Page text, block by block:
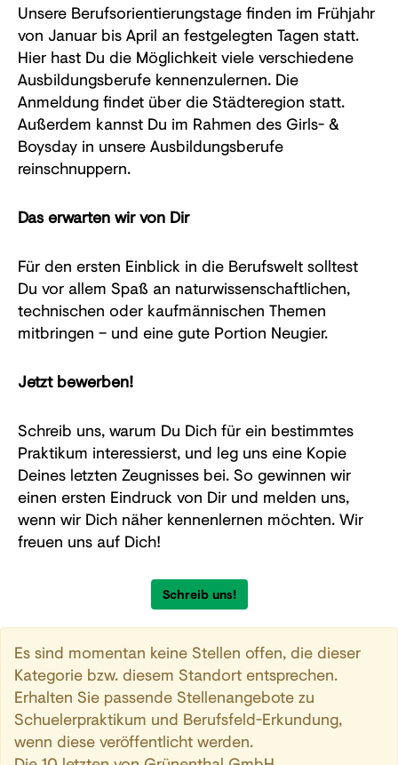
Unsere Berufsorientierungstage finden im Frühjahr
von Januar bis April an festgelegten Tagen statt.
Hier hast Du die Möglichkeit viele verschiedene
Ausbildungsberufe kennenzulernen. Die
Anmeldung findet über die Städteregion statt.
Außerdem kannst Du im Rahmen des Girls- &
Boysday in unsere Ausbildungsberufe
reinschnuppern.
Das erwarten wir von Dir
Für den ersten Einblick in die Berufswelt solltest
Du vor allem Spaß an naturwissenschaftlichen,
technischen oder kaufmännischen Themen
mitbringen – und eine gute Portion Neugier.
Jetzt bewerben!
Schreib uns, warum Du Dich für ein bestimmtes
Praktikum interessierst, und leg uns eine Kopie
Deines letzten Zeugnisses bei. So gewinnen wir
einen ersten Eindruck von Dir und melden uns,
wenn wir Dich näher kennenlernen möchten. Wir
freuen uns auf Dich!
Schreib uns!
Es sind momentan keine Stellen offen, die dieser
Kategorie bzw. diesem Standort entsprechen.
Erhalten Sie passende Stellenangebote zu
Schuelerpraktikum und Berufsfeld-Erkundung,
wenn diese veröffentlicht werden.